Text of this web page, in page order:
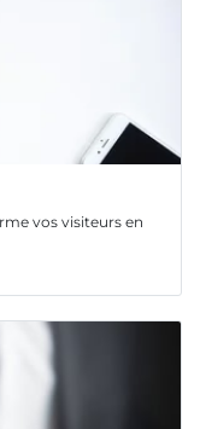
vos visiteurs en